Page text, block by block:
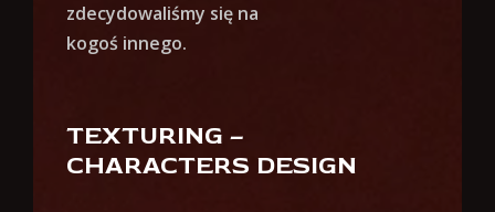
zdecydowaliśmy się na
kogoś innego.
TEXTURING –
CHARACTERS DESIGN